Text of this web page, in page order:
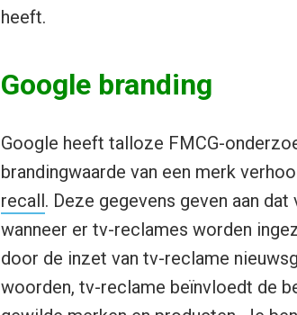
heeft.
Google branding
Google heeft talloze FMCG-
brandingwaarde van een merk
recall. Deze gegevens geven aan
wanneer er tv-reclames worden
door de inzet van tv-reclame
woorden, tv-reclame beïnvloedt de